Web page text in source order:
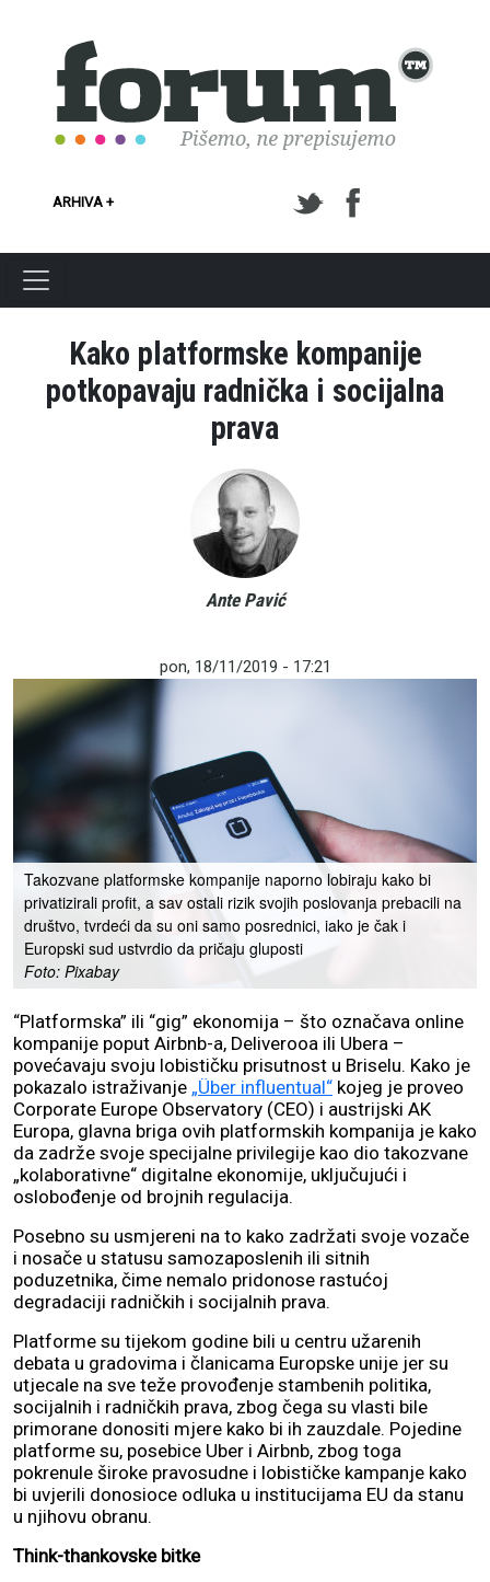
ARHIVA +
Kako platformske kompanije
potkopavaju radnička i socijalna
prava
Ante Pavić
pon, 18/11/2019 - 17:21
Takozvane platformske kompanije naporno lobiraju kako bi
privatizirali profit, a sav ostali rizik svojih poslovanja prebacili na
društvo, tvrdeći da su oni samo posrednici, iako je čak i
Europski sud ustvrdio da pričaju gluposti
Foto: Pixabay
“Platformska” ili “gig” ekonomija – što označava online
kompanije poput Airbnb-a, Deliverooa ili Ubera –
povećavaju svoju lobističku prisutnost u Briselu. Kako je
pokazalo istraživanje „Über influentual“ kojeg je proveo
Corporate Europe Observatory (CEO) i austrijski AK
Europa, glavna briga ovih platformskih kompanija je kako
da zadrže svoje specijalne privilegije kao dio takozvane
„kolaborativne“ digitalne ekonomije, uključujući i
oslobođenje od brojnih regulacija.
Posebno su usmjereni na to kako zadržati svoje vozače
i nosače u statusu samozaposlenih ili sitnih
poduzetnika, čime nemalo pridonose rastućoj
degradaciji radničkih i socijalnih prava.
Platforme su tijekom godine bili u centru užarenih
debata u gradovima i članicama Europske unije jer su
utjecale na sve teže provođenje stambenih politika,
socijalnih i radničkih prava, zbog čega su vlasti bile
primorane donositi mjere kako bi ih zauzdale. Pojedine
platforme su, posebice Uber i Airbnb, zbog toga
pokrenule široke pravosudne i lobističke kampanje kako
bi uvjerili donosioce odluka u institucijama EU da stanu
u njihovu obranu.
Think-thankovske bitke